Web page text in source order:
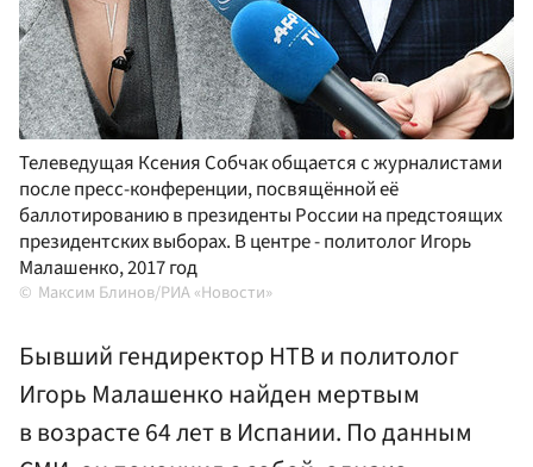
Телеведущая Ксения Собчак общается с журналистами
после пресс-конференции, посвящённой её
баллотированию в президенты России на предстоящих
президентских выборах. В центре - политолог Игорь
Малашенко, 2017 год
Максим Блинов/РИА «Новости»
Бывший гендиректор НТВ и политолог
Игорь Малашенко найден мертвым
в возрасте 64 лет в Испании. По данным